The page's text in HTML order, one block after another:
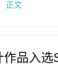
正文
品入